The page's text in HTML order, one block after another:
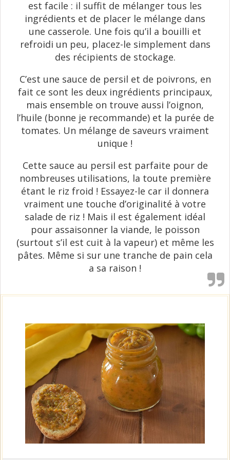
est facile : il suffit de mélanger tous les
ingrédients et de placer le mélange dans
une casserole. Une fois qu’il a bouilli et
refroidi un peu, placez-le simplement dans
des récipients de stockage.
C’est une sauce de persil et de poivrons, en
fait ce sont les deux ingrédients principaux,
mais ensemble on trouve aussi l’oignon,
l’huile (bonne je recommande) et la purée de
tomates. Un mélange de saveurs vraiment
unique !
Cette sauce au persil est parfaite pour de
nombreuses utilisations, la toute première
étant le riz froid ! Essayez-le car il donnera
vraiment une touche d’originalité à votre
salade de riz ! Mais il est également idéal
pour assaisonner la viande, le poisson
(surtout s’il est cuit à la vapeur) et même les
pâtes. Même si sur une tranche de pain cela
a sa raison !